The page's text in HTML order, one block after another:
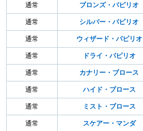
通常 ブロンズ・パピリオ
通常 シルバー・パピリオ
通常 ウィザード・パピリオ
通常 ドライ・パピリオ
通常 カナリー・ブロース
通常 ハイド・ブロース
通常 ミスト・ブロース
通常 スケアー・マンダ